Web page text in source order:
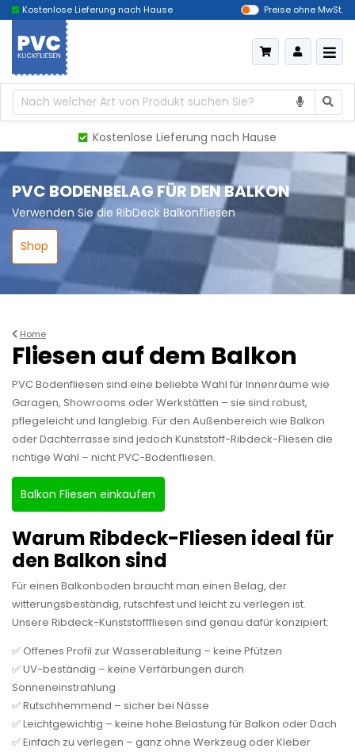
Kostenlose Lieferung nach Hause Das billigste Deutschland
Preise ohne MwSt.
Kostenlose Lieferung nach Hause
PVC BODENBELAG FÜR DEN BALKON
Verwenden Sie die RibDeck Balkonfliesen
Shop
Home
Fliesen auf dem Balkon
PVC Bodenfliesen sind eine beliebte Wahl für Innenräume wie
Garagen, Showrooms oder Werkstätten – sie sind robust,
pflegeleicht und langlebig. Für den Außenbereich wie Balkon
oder Dachterrasse sind jedoch Kunststoff-Ribdeck-Fliesen die
richtige Wahl – nicht PVC-Bodenfliesen.
Balkon Fliesen einkaufen
Warum Ribdeck-Fliesen ideal für
den Balkon sind
Für einen Balkonboden braucht man einen Belag, der
witterungsbeständig, rutschfest und leicht zu verlegen ist.
Unsere Ribdeck-Kunststofffliesen sind genau dafür konzipiert:
✅ Offenes Profil zur Wasserableitung – keine Pfützen
✅ UV-beständig – keine Verfärbungen durch
Sonneneinstrahlung
✅ Rutschhemmend – sicher bei Nässe
✅ Leichtgewichtig – keine hohe Belastung für Balkon oder Dach
✅ Einfach zu verlegen – ganz ohne Werkzeug oder Kleber